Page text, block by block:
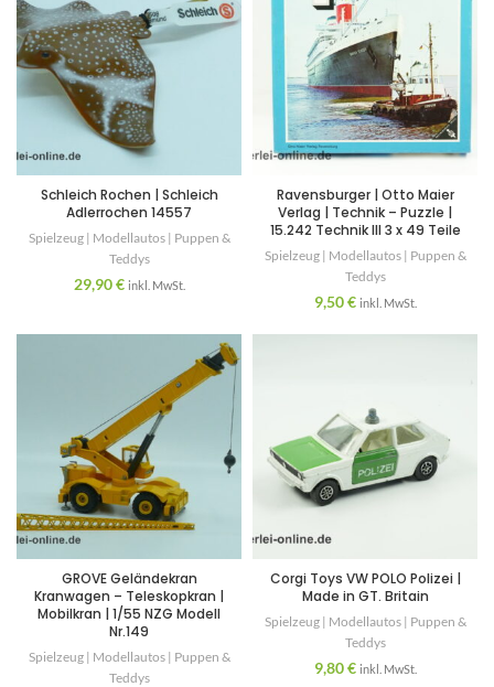
Schleich Rochen | Schleich
Adlerrochen 14557
Spielzeug | Modellautos | Puppen &
Teddys
29,90€ inkl. MwSt.
Ravensburger | Otto Maier
Verlag | Technik – Puzzle |
15.242 Technik III 3 x 49 Teile
Spielzeug | Modellautos | Puppen &
Teddys
9,50€ inkl. MwSt.
GROVE Geländekran
Kranwagen – Teleskopkran |
Mobilkran | 1/55 NZG Modell
Nr.149
Spielzeug | Modellautos | Puppen &
Teddys
Corgi Toys VW POLO Polizei |
Made in GT. Britain
Spielzeug | Modellautos | Puppen &
Teddys
9,80€ inkl. MwSt.